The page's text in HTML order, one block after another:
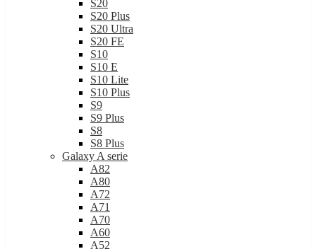
S20
S20 Plus
S20 Ultra
S20 FE
S10
S10 E
S10 Lite
S10 Plus
S9
S9 Plus
S8
S8 Plus
Galaxy A serie
A82
A80
A72
A71
A70
A60
A52